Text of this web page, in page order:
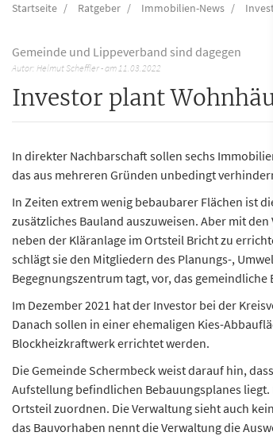
Startseite Ratgeber Immobilien-News
Gemeinde und Lippeverband sind dagegen
Autor: Helmut Scheffler-am 11.03.2022
Investor plant
In direkter Nachbarschaft sollen sechs
das aus mehreren Gründen unbedingt
In Zeiten extrem wenig bebaubarer Flächen ist
zusätzliches Bauland auszuweisen. Aber mit
neben der Kläranlage im Ortsteil Bricht zu
schlägt sie den Mitgliedern des Planungs-,
Begegnungszentrum tagt, vor, das
Im Dezember 2021 hat der Investor bei der
Danach sollen in einer ehemaligen Kies-
Blockheizkraftwerk errichtet werden.
Die Gemeinde Schermbeck weist darauf hin,
Aufstellung befindlichen Bebauungsplanes
Ortsteil zuordnen. Die Verwaltung sieht auch
das Bauvorhaben nennt die Verwaltung die